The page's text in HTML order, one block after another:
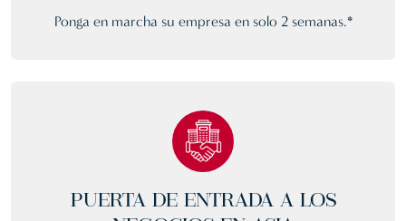
Ponga en marcha su empresa en solo 2 semanas.*
PUERTA DE ENTRADA A LOS